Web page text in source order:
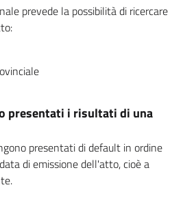
prevede la possibilità di ricercare
presentati i risultati di una
presentati di default in ordine
di emissione dell'atto, cioè a